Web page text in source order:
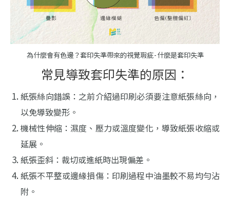
為什麼會有色邊？套印失準帶來的視覺瑕疵 - 什麼是套印失準
常見導致套印失準的原因：
紙張絲向錯誤：之前介紹過印刷必須要注意紙張絲向，
以免導致變形。
機械性伸縮：濕度、壓力或溫度變化，導致紙張收縮或
延展。
紙張歪斜：裁切或進紙時出現偏差。
紙張不平整或邊緣損傷：印刷過程中油墨較不易均勻沾
附。